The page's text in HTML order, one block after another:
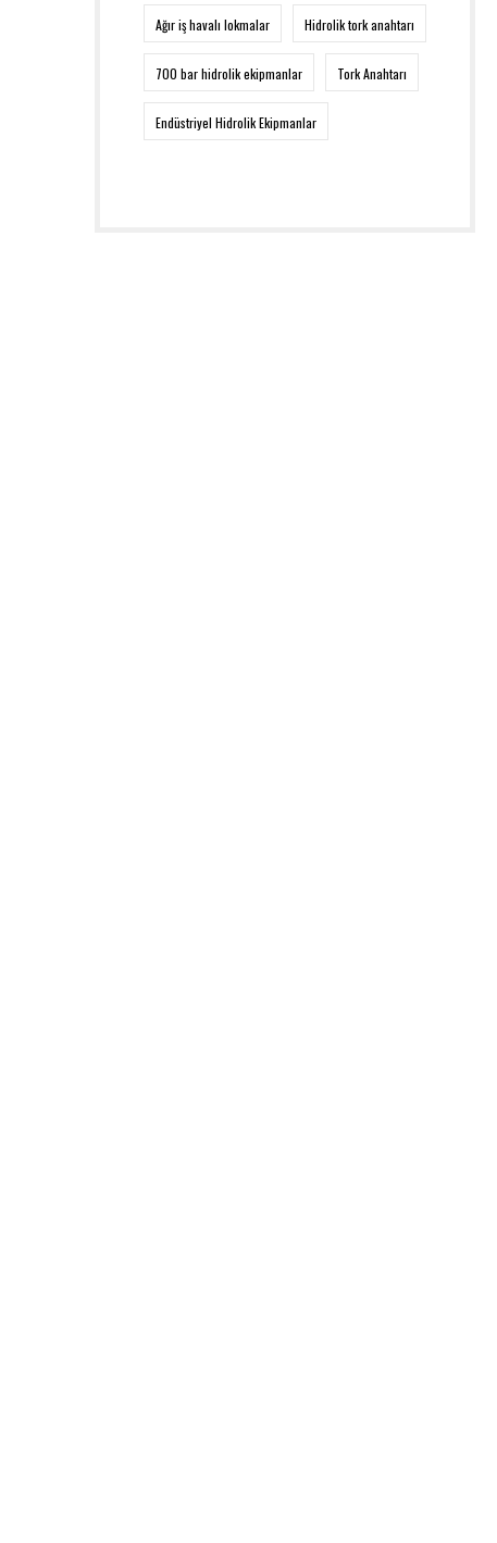
Ağır iş havalı lokmalar Hidrolik tork anahtarı
700 bar hidrolik ekipmanlar Tork Anahtarı
Endüstriyel Hidrolik Ekipmanlar